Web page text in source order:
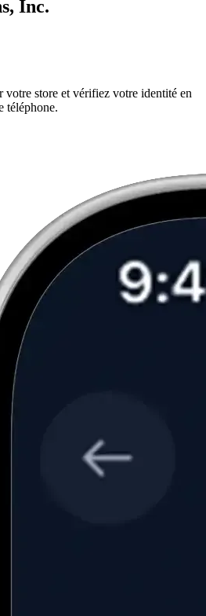
Inc.
store et vérifiez votre identité en
téléphone.